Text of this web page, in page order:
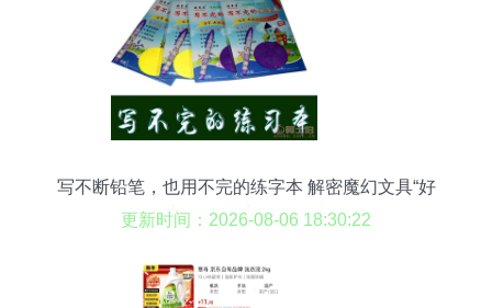
写不断铅笔，也用不完的练字本 解密魔幻文具“好
来星”万次书写黑科技
更新时间：2026-08-06 18:30:22